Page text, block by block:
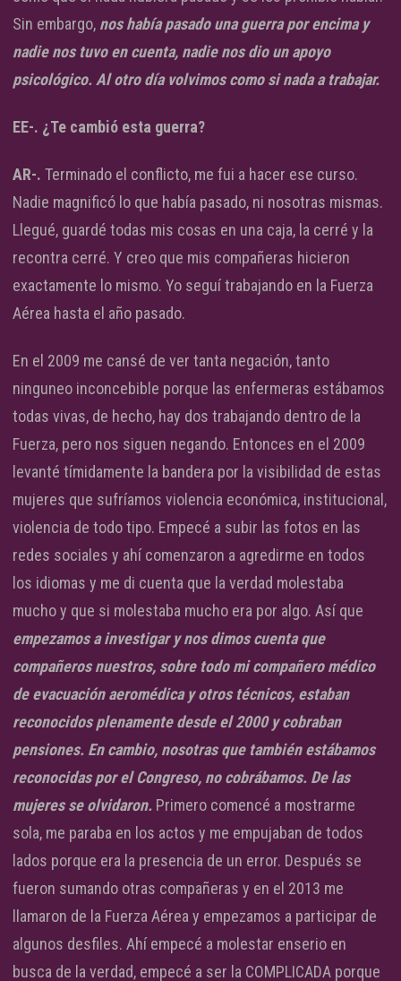
Sin embargo, nos había pasado una guerra por encima y
nadie nos tuvo en cuenta, nadie nos dio un apoyo
psicológico. Al otro día volvimos como si nada a trabajar.
EE-. ¿Te cambió esta guerra?
AR-. Terminado el conflicto, me fui a hacer ese curso.
Nadie magnificó lo que había pasado, ni nosotras mismas.
Llegué, guardé todas mis cosas en una caja, la cerré y la
recontra cerré. Y creo que mis compañeras hicieron
exactamente lo mismo. Yo seguí trabajando en la Fuerza
Aérea hasta el año pasado.
En el 2009 me cansé de ver tanta negación, tanto
ninguneo inconcebible porque las enfermeras estábamos
todas vivas, de hecho, hay dos trabajando dentro de la
Fuerza, pero nos siguen negando. Entonces en el 2009
levanté tímidamente la bandera por la visibilidad de estas
mujeres que sufríamos violencia económica, institucional,
violencia de todo tipo. Empecé a subir las fotos en las
redes sociales y ahí comenzaron a agredirme en todos
los idiomas y me di cuenta que la verdad molestaba
mucho y que si molestaba mucho era por algo. Así que
empezamos a investigar y nos dimos cuenta que
compañeros nuestros, sobre todo mi compañero médico
de evacuación aeromédica y otros técnicos, estaban
reconocidos plenamente desde el 2000 y cobraban
pensiones. En cambio, nosotras que también estábamos
reconocidas por el Congreso, no cobrábamos. De las
mujeres se olvidaron. Primero comencé a mostrarme
sola, me paraba en los actos y me empujaban de todos
lados porque era la presencia de un error. Después se
fueron sumando otras compañeras y en el 2013 me
llamaron de la Fuerza Aérea y empezamos a participar de
algunos desfiles. Ahí empecé a molestar enserio en
busca de la verdad, empecé a ser la COMPLICADA porque